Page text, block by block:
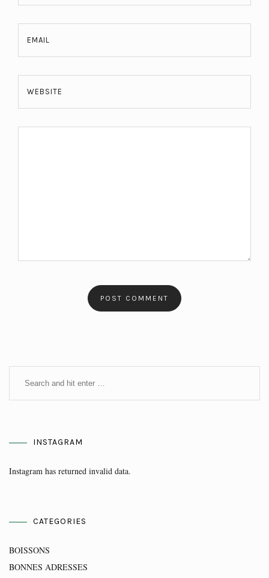
EMAIL
WEBSITE
INSTAGRAM
Instagram has returned invalid data.
CATEGORIES
BOISSONS
BONNES ADRESSES